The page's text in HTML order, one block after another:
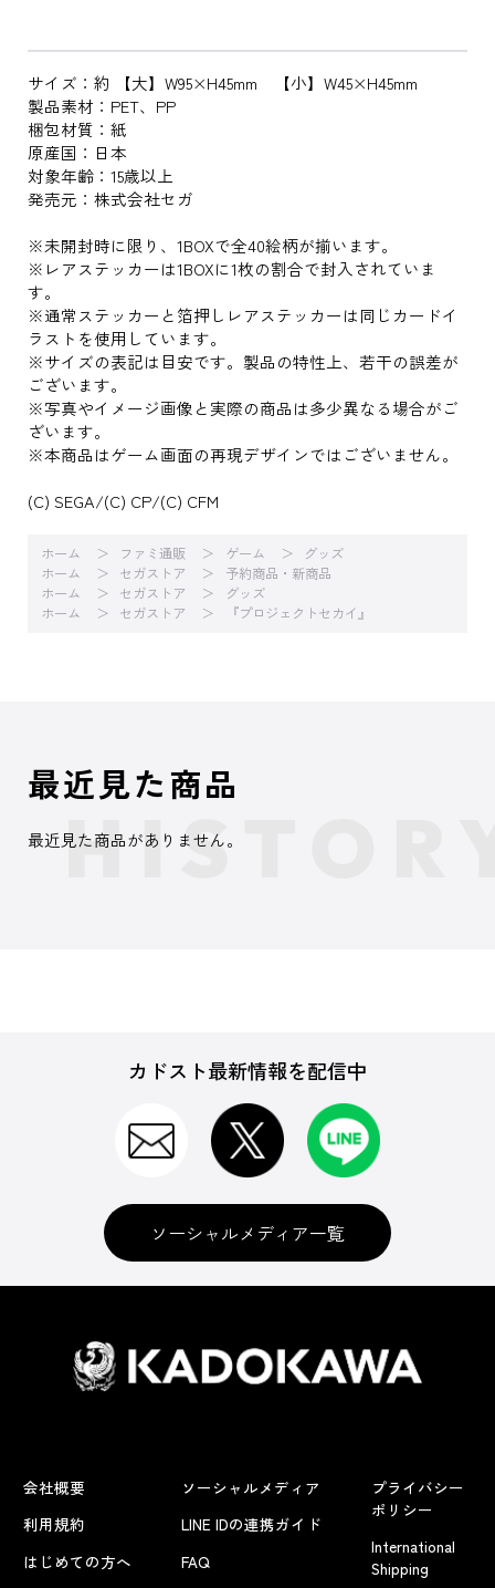
サイズ：約 【大】W95×H45mm 【小】W45×H45mm
製品素材：PET、PP
梱包材質：紙
原産国：日本
対象年齢：15歳以上
発売元：株式会社セガ
※未開封時に限り、1BOXで全40絵柄が揃います。
※レアステッカーは1BOXに1枚の割合で封入されていま
す。
※通常ステッカーと箔押しレアステッカーは同じカードイ
ラストを使用しています。
※サイズの表記は目安です。製品の特性上、若干の誤差が
ございます。
※写真やイメージ画像と実際の商品は多少異なる場合がご
ざいます。
※本商品はゲーム画面の再現デザインではございません。
(C) SEGA/(C) CP/(C) CFM
ホーム ファミ通販 ゲーム
グッズ
ホーム
セガストア
予約商品・新商品
ホーム
セガストア
グッズ
ホーム
セガストア 『プロジェクトセカイ』
最近見た商品
最近見た商品がありません。
カドスト最新情報を配信中
ソーシャルメディア一覧
会社概要
利用規約
はじめての方へ
ソーシャルメディア
LINE IDの連携ガイド
FAQ
プライバシー
ポリシー
International
Shipping